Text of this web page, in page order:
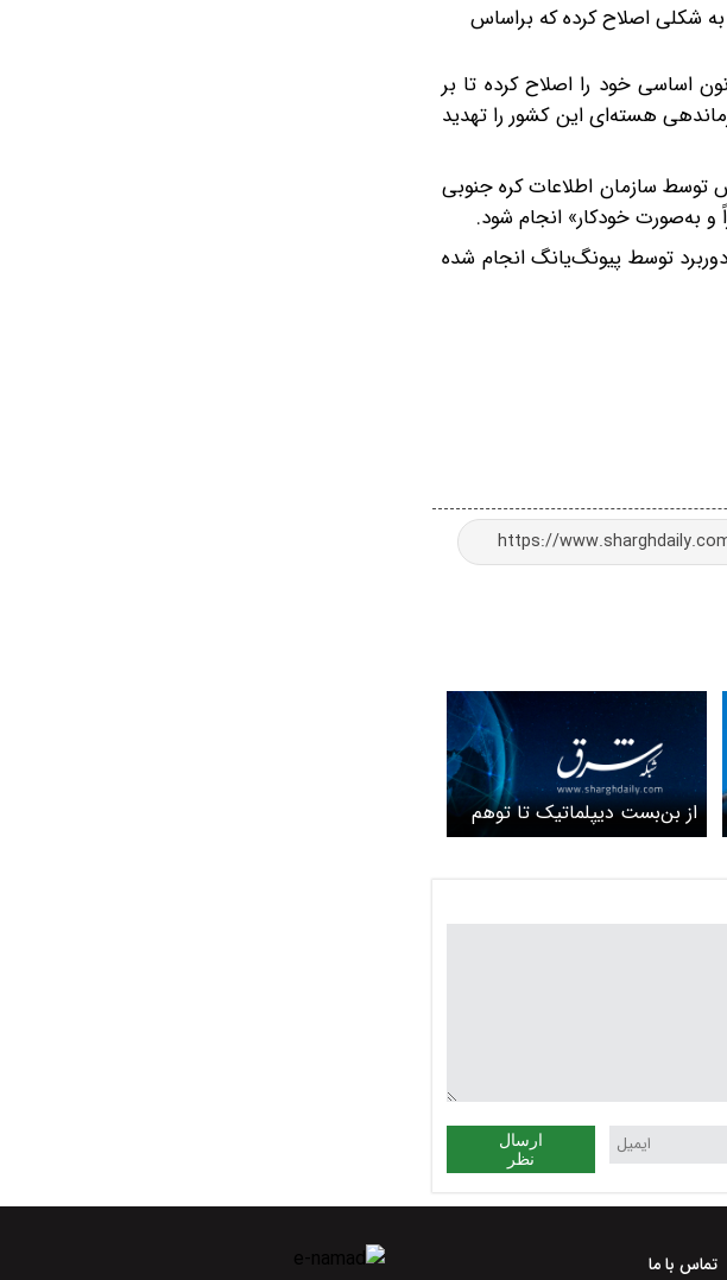
به شکلی اصلاح کرده که براساس
اساسی خود را اصلاح کرده تا بر
هسته‌ای این کشور را تهدید
پیونگ‌یانگ تصویب و سپس توسط سازمان اطلاعات کره جنوبی
توسط پیونگ‌یانگ انجام شده
از بن‌بست دیپلماتیک تا توهم
ترور
ارسال
نظر
تماس با ما